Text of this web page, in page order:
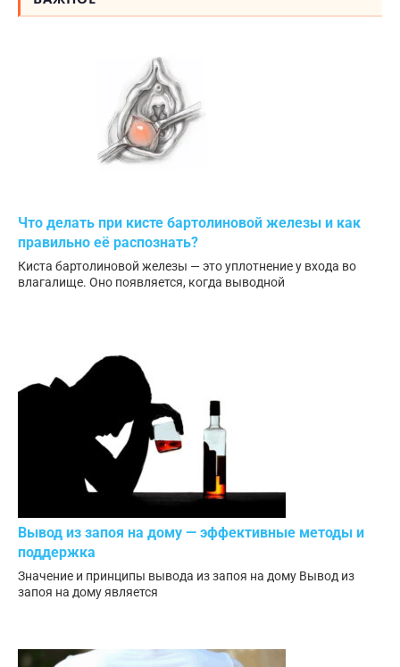
Что делать при кисте бартолиновой железы и как
правильно её распознать?
Киста бартолиновой железы — это уплотнение у входа во
влагалище. Оно появляется, когда выводной
Вывод из запоя на дому — эффективные методы и
поддержка
Значение и принципы вывода из запоя на дому Вывод из
запоя на дому является